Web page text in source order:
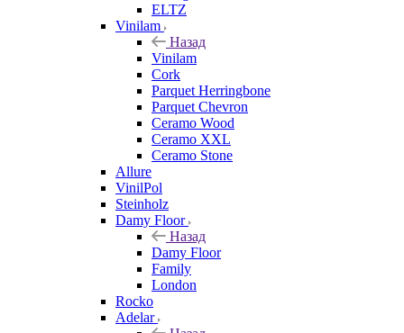
ELTZ
Vinilam
Назад
Vinilam
Cork
Parquet Herringbone
Parquet Chevron
Ceramo Wood
Ceramo XXL
Ceramo Stone
Allure
VinilPol
Steinholz
Damy Floor
Назад
Damy Floor
Family
London
Rocko
Adelar